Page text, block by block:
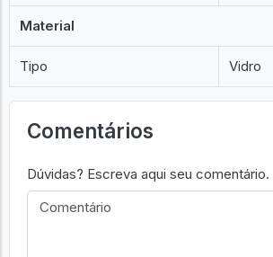
Material
Tipo Vidro
Comentários
Dúvidas? Escreva aqui seu comentário.